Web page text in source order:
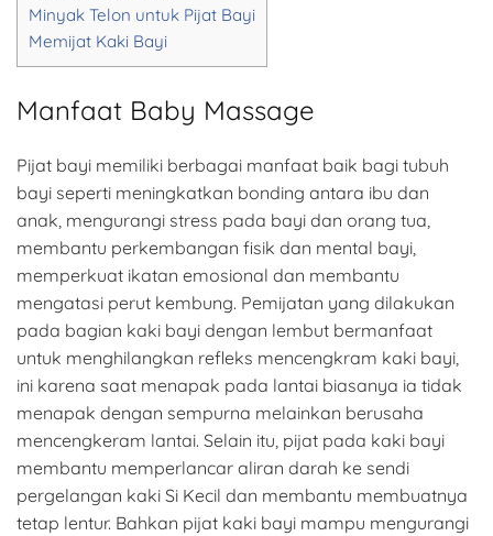
Minyak Telon untuk Pijat Bayi
Memijat Kaki Bayi
Manfaat Baby Massage
Pijat bayi memiliki berbagai manfaat baik bagi tubuh
bayi seperti meningkatkan bonding antara ibu dan
anak, mengurangi stress pada bayi dan orang tua,
membantu perkembangan fisik dan mental bayi,
memperkuat ikatan emosional dan membantu
mengatasi perut kembung. Pemijatan yang dilakukan
pada bagian kaki bayi dengan lembut bermanfaat
untuk menghilangkan refleks mencengkram kaki bayi,
ini karena saat menapak pada lantai biasanya ia tidak
menapak dengan sempurna melainkan berusaha
mencengkeram lantai. Selain itu, pijat pada kaki bayi
membantu memperlancar aliran darah ke sendi
pergelangan kaki Si Kecil dan membantu membuatnya
tetap lentur. Bahkan pijat kaki bayi mampu mengurangi